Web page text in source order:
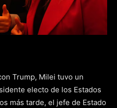
Trump, Milei tuvo un
electo de los Estados
más tarde, el jefe de Estado